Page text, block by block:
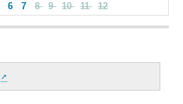
6 7 8 9 10 11 12